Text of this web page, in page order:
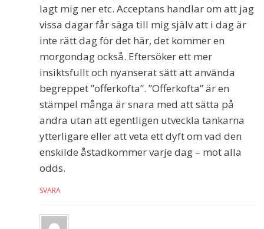
lagt mig ner etc. Acceptans handlar om att jag
vissa dagar får säga till mig själv att i dag är
inte rätt dag för det här, det kommer en
morgondag också. Eftersöker ett mer
insiktsfullt och nyanserat sätt att använda
begreppet ”offerkofta”. ”Offerkofta” är en
stämpel många är snara med att sätta på
andra utan att egentligen utveckla tankarna
ytterligare eller att veta ett dyft om vad den
enskilde åstadkommer varje dag – mot alla
odds.
SVARA